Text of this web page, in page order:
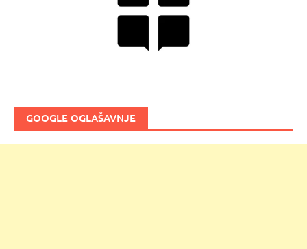
GOOGLE OGLAŠAVNJE